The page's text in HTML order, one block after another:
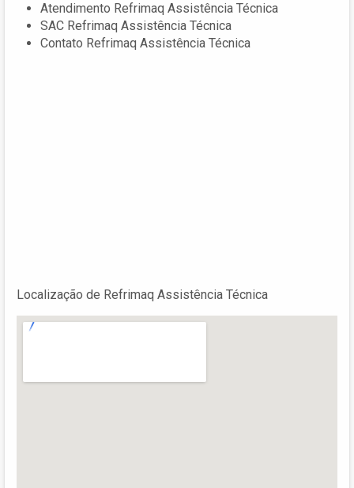
Atendimento Refrimaq Assistência Técnica
SAC Refrimaq Assistência Técnica
Contato Refrimaq Assistência Técnica
Localização de Refrimaq Assistência Técnica